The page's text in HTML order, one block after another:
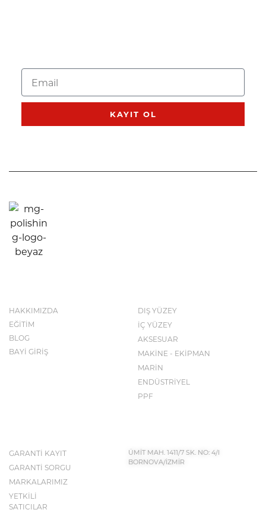
KAYIT OL
HAKKIMIZDA
EĞİTİM
BLOG
BAYİ GİRİŞ
DIŞ YÜZEY
İÇ YÜZEY
AKSESUAR
MAKİNE - EKİPMAN
MARİN
ENDÜSTRİYEL
PPF
GARANTİ KAYIT
GARANTİ SORGU
MARKALARIMIZ
YETKİLİ
SATICILAR
ÜMİT MAH. 1411/7 SK. NO: 4/I
BORNOVA/İZMİR